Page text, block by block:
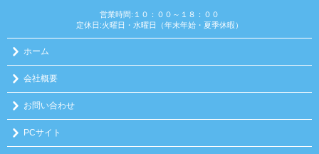
営業時間:１０：００～１８：００
定休日:火曜日・水曜日（年末年始・夏季休暇）
ホーム
会社概要
お問い合わせ
PCサイト